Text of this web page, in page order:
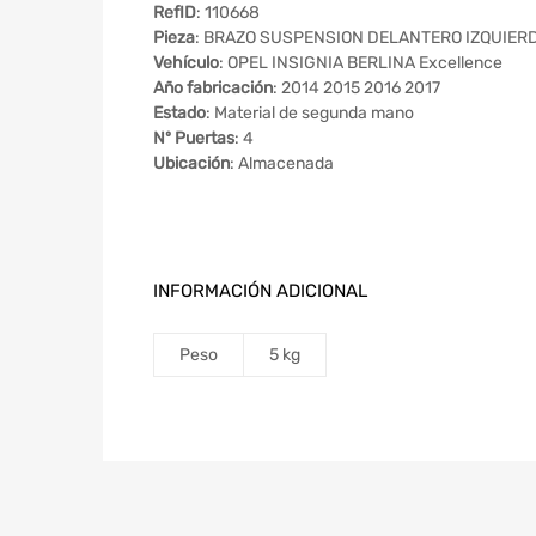
RefID: 110668
Pieza: BRAZO SUSPENSION DELANTERO
Vehículo: OPEL INSIGNIA BERLINA Excellence
Año fabricación: 2014 2015 2016 2017
Estado: Material de segunda mano
Nº Puertas: 4
Ubicación: Almacenada
INFORMACIÓN ADICIONAL
Peso 5 kg